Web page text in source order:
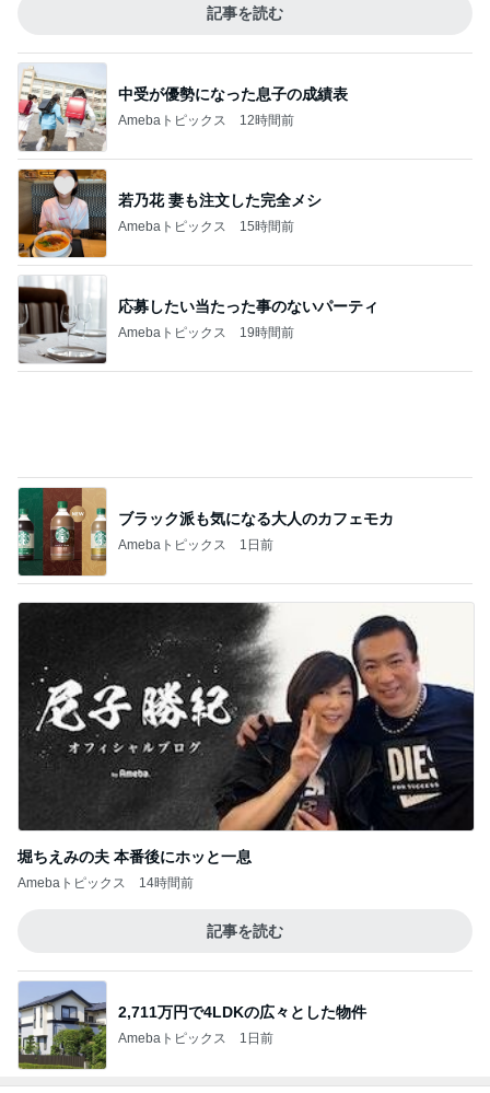
Amebaトピックス
記事を読む
2,711万円で4LDKの広々とした物件
Amebaトピックス 1日前
ジャンル人気記事ランキング
温泉・国内旅行
人生を夫婦で楽しむ方法
3
老いを感じる瞬間
東京Days 旅とグルメと時々仕事
星野リゾート
温泉にいらっしゃい♪
温泉と観光の忘備録
このジャンルの記事をもっと見る